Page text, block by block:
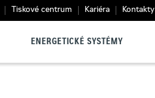
Tiskové centrum Kariéra Kontakty
ENERGETICKÉ SYSTÉMY